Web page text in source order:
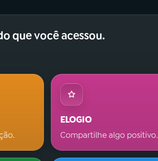
que você acessou.
ELOGIO
Compartilhe algo positivo.